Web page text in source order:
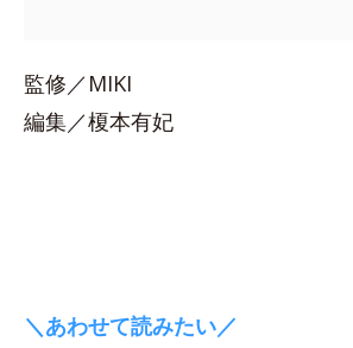
監修／MIKI
編集／榎本有妃
＼あわせて読みたい／